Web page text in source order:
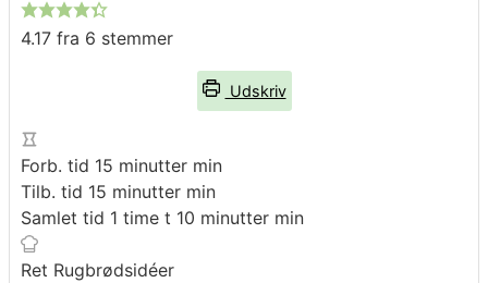
4.17 fra 6 stemmer
Udskriv
Forb. tid 15 minutter min
Tilb. tid 15 minutter min
Samlet tid 1 time t 10 minutter min
Ret Rugbrødsidéer